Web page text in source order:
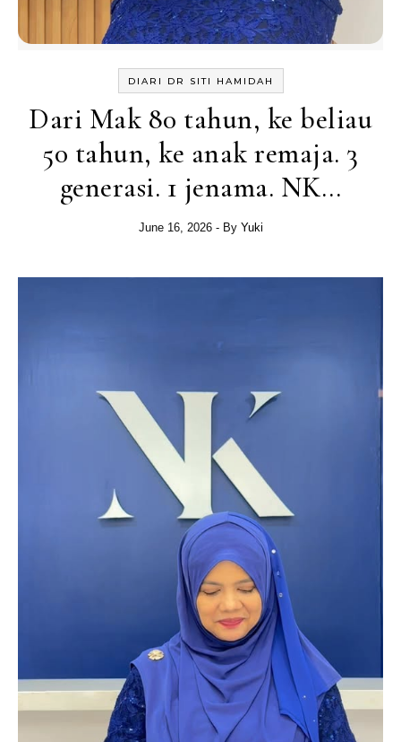
DIARI DR SITI HAMIDAH
Dari Mak 80 tahun, ke beliau
50 tahun, ke anak remaja. 3
generasi. 1 jenama. NK…
June 16, 2026 - By Yuki